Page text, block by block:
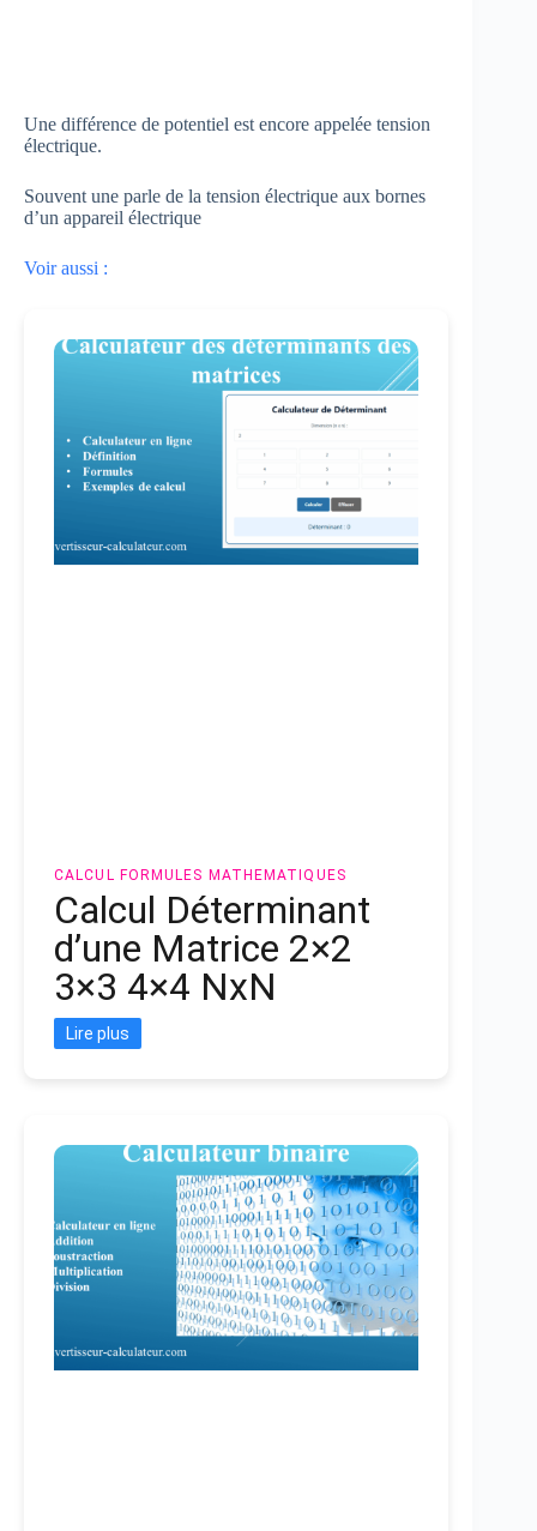
Une différence de potentiel est encore appelée tension
électrique.
Souvent une parle de la tension électrique aux bornes
d’un appareil électrique
Voir aussi :
CALCUL FORMULES MATHEMATIQUES
Calcul Déterminant
d’une Matrice 2×2
3×3 4×4 NxN
Lire plus